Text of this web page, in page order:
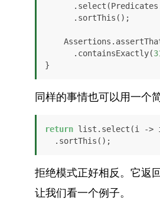
      .containsExactly(
}
同样的事情也可以用一个
return list.select(i ->
  .sortThis();
拒绝模式正好相反。它返
让我们看一个例子。